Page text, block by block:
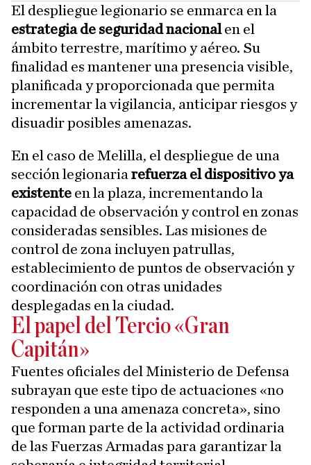
El despliegue legionario se enmarca en la
estrategia de seguridad nacionalen el
ámbito terrestre, marítimo y aéreo. Su
finalidad es mantener una presencia visible,
planificada y proporcionada que permita
incrementar la vigilancia, anticipar riesgos y
disuadir posibles amenazas.
En el caso de Melilla, el despliegue de una
sección legionaria refuerza el dispositivo ya
existente en la plaza, incrementando la
capacidad de observación y control en zonas
consideradas sensibles. Las misiones de
control de zona incluyen patrullas,
establecimiento de puntos de observación y
coordinación con otras unidades
desplegadas en la ciudad.
El papel del Tercio «Gran
Capitán»
Fuentes oficiales del Ministerio de Defensa
subrayan que este tipo de actuaciones «no
responden a una amenaza concreta», sino
que forman parte de la actividad ordinaria
de las Fuerzas Armadas para garantizar la